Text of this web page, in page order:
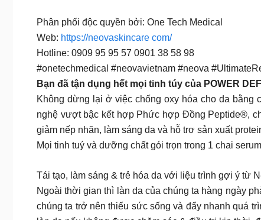
Phân phối độc quyền bởi: One Tech Medical
Web: https://neovaskincare com/
Hotline: 0909 95 95 57 0901 38 58 98
#onetechmedical #neovavietnam #neova
Bạn đã tận dụng hết mọi tinh túy của POWER
Không dừng lại ở việc chống oxy hóa cho da bằng
nghệ vượt bậc kết hợp Phức hợp Đồng Peptide®,
giảm nếp nhăn, làm sáng da và hỗ trợ sản xuất
Mọi tinh tuý và dưỡng chất gói trọn trong 1 chai
Tái tạo, làm sáng & trẻ hóa da với liệu trình gợi ý từ
Ngoài thời gian thì làn da của chúng ta hàng ngày
chúng ta trở nên thiếu sức sống và đẩy nhanh quá